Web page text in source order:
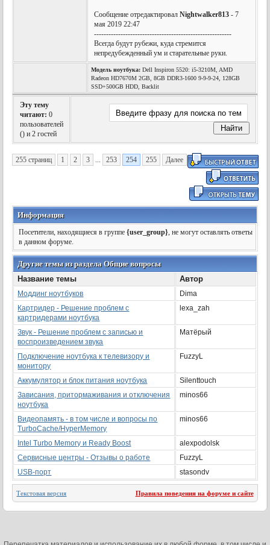
Сообщение отредактировалNightwalker813 - 7
мая 2019 22:47
---------------------------------------------------------
Всегда будут рубежи, куда стремится
непредубежденный ум и старательные руки.
Модель ноутбука: Dell Inspiron 5520: i5-3210M, AMD
Radeon HD7670M 2GB, 8GB DDR3-1600 9-9-9-24, 128GB
SSD+500GB HDD, Backlit
Эту тему
читают: 0
пользователей
() и 2 гостей
255 страниц 1 2 3 ... 253 254 255 Далее
Информация
Посетители, находящиеся в группе{user_group}, не могут оставлять ответы
в данном форуме.
Другие темы из раздела Общие вопросы
Название темы
Автор
Моддинг ноутбуков
Dima
Картридер - Решение проблем с
картридерами ноутбука
lexa_zah
Звук - Решение проблем с записью и
воспроизведением звука
Матёрый
Подключение ноутбука к телевизору и
монитору
FuzzyL
Аккумулятор и блок питания ноутбука
Silenttouch
Зависания, притормаживания и отключения
ноутбука
minos66
Видеопамять - в том числе и вопросы по
TurboCache/HyperMemory
minos66
Intel Turbo Memory и Ready Boost
alexpodolsk
Сервисные центры - Отзывы о работе
FuzzyL
USB-порт
stasondv
Текстовая версия Правила поведения на форуме и сайте